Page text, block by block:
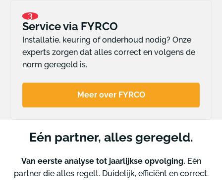
3
Service via FYRCO
Installatie, keuring of onderhoud nodig? Onze
experts zorgen dat alles correct en volgens de
norm geregeld is.
Meer over FYRCO
Eén partner, alles geregeld.
Van eerste analyse tot jaarlijkse opvolging. Eén
partner die alles regelt. Duidelijk, efficiënt en correct.